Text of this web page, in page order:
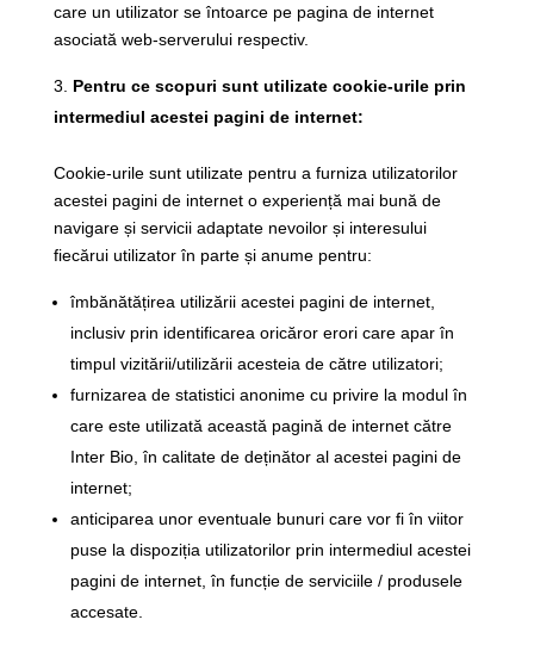
care un utilizator se întoarce pe pagina de internet
asociată web-serverului respectiv.
Pentru ce scopuri sunt utilizate cookie-urile prin
intermediul acestei pagini de internet:
Cookie-urile sunt utilizate pentru a furniza utilizatorilor
acestei pagini de internet o experiență mai bună de
navigare și servicii adaptate nevoilor și interesului
fiecărui utilizator în parte și anume pentru:
îmbănătățirea utilizării acestei pagini de internet,
inclusiv prin identificarea oricăror erori care apar în
timpul vizitării/utilizării acesteia de către utilizatori;
furnizarea de statistici anonime cu privire la modul în
care este utilizată această pagină de internet către
Inter Bio, în calitate de deținător al acestei pagini de
internet;
anticiparea unor eventuale bunuri care vor fi în viitor
puse la dispoziția utilizatorilor prin intermediul acestei
pagini de internet, în funcție de serviciile / produsele
accesate.